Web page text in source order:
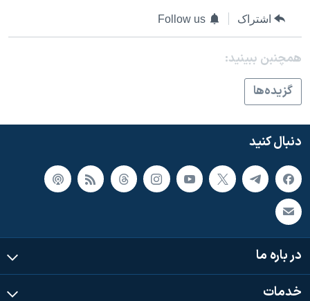
نرگس محمدی برنده جایزه نوبل صلح
صفحه‌های ویژه
سفر پرزیدنت ترامپ به چین
اشتراک Follow us
همچنبن ببینید:
گزيده‌ها
دنبال کنید
در باره ما
خدمات